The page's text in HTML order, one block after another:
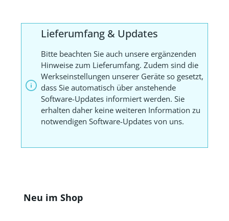
Lieferumfang & Updates
Bitte beachten Sie auch unsere ergänzenden
Hinweise zum Lieferumfang. Zudem sind die
Werkseinstellungen unserer Geräte so gesetzt,
dass Sie automatisch über anstehende
Software-Updates informiert werden. Sie
erhalten daher keine weiteren Information zu
notwendigen Software-Updates von uns.
Produktgalerie überspringen
Neu im Shop